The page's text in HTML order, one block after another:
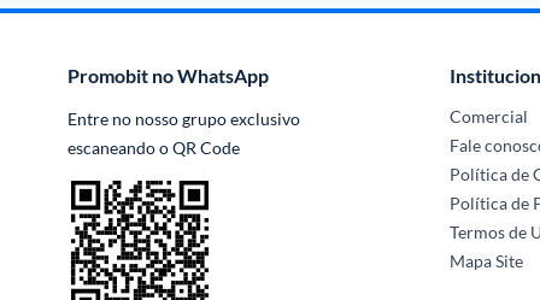
Promobit no WhatsApp
Entre no nosso grupo exclusivo
escaneando o QR Code
Comercial
Fale
Política de
Política de
Termos de
Mapa Site